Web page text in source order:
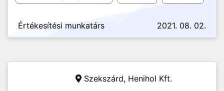
Értékesítési munkatárs 2021. 08. 02.
Szekszárd, Henihol Kft.